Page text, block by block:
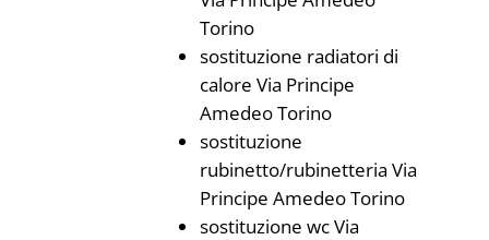
Torino
sostituzione radiatori di
calore Via Principe
Amedeo Torino
sostituzione
rubinetto/rubinetteria Via
Principe Amedeo Torino
sostituzione wc Via